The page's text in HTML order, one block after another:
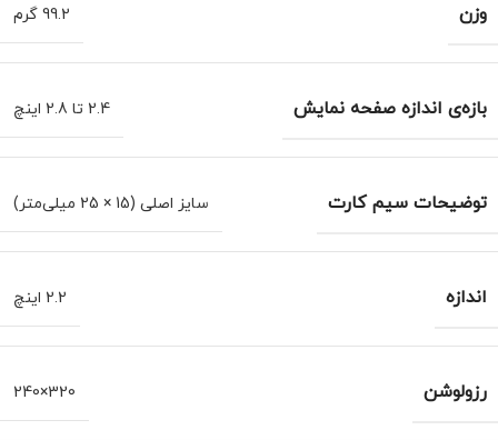
وزن 99.2 گرم
بازه‌ی اندازه صفحه نمایش 2.4 تا 2.8 اینچ
توضیحات سیم کارت سایز اصلی (15 × 25 میلی‌متر)
اندازه 2.2 اینچ
رزولوشن 320×240